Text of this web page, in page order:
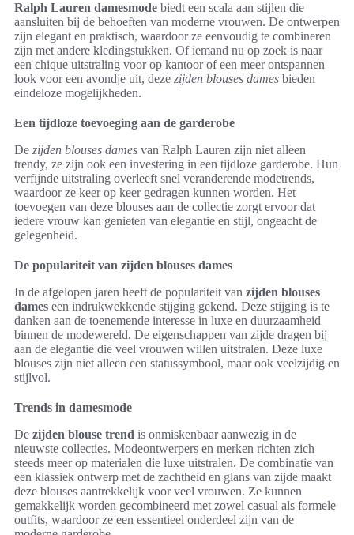
Ralph Lauren damesmode biedt een scala aan stijlen die
aansluiten bij de behoeften van moderne vrouwen. De ontwerpen
zijn elegant en praktisch, waardoor ze eenvoudig te combineren
zijn met andere kledingstukken. Of iemand nu op zoek is naar
een chique uitstraling voor op kantoor of een meer ontspannen
look voor een avondje uit, deze zijden blouses dames bieden
eindeloze mogelijkheden.
Een tijdloze toevoeging aan de garderobe
De zijden blouses dames van Ralph Lauren zijn niet alleen
trendy, ze zijn ook een investering in een tijdloze garderobe. Hun
verfijnde uitstraling overleeft snel veranderende modetrends,
waardoor ze keer op keer gedragen kunnen worden. Het
toevoegen van deze blouses aan de collectie zorgt ervoor dat
iedere vrouw kan genieten van elegantie en stijl, ongeacht de
gelegenheid.
De populariteit van zijden blouses dames
In de afgelopen jaren heeft de populariteit van zijden blouses
dames een indrukwekkende stijging gekend. Deze stijging is te
danken aan de toenemende interesse in luxe en duurzaamheid
binnen de modewereld. De eigenschappen van zijde dragen bij
aan de elegantie die veel vrouwen willen uitstralen. Deze luxe
blouses zijn niet alleen een statussymbool, maar ook veelzijdig en
stijlvol.
Trends in damesmode
De zijden blouse trend is onmiskenbaar aanwezig in de
nieuwste collecties. Modeontwerpers en merken richten zich
steeds meer op materialen die luxe uitstralen. De combinatie van
een klassiek ontwerp met de zachtheid en glans van zijde maakt
deze blouses aantrekkelijk voor veel vrouwen. Ze kunnen
gemakkelijk worden gecombineerd met zowel casual als formele
outfits, waardoor ze een essentieel onderdeel zijn van de